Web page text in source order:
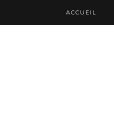
ACCUEIL